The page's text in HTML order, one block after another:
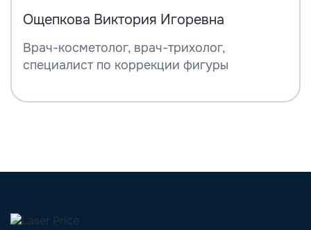
Ощепкова Виктория Игоревна
Врач-косметолог, врач-трихолог,
специалист по коррекции фигуры